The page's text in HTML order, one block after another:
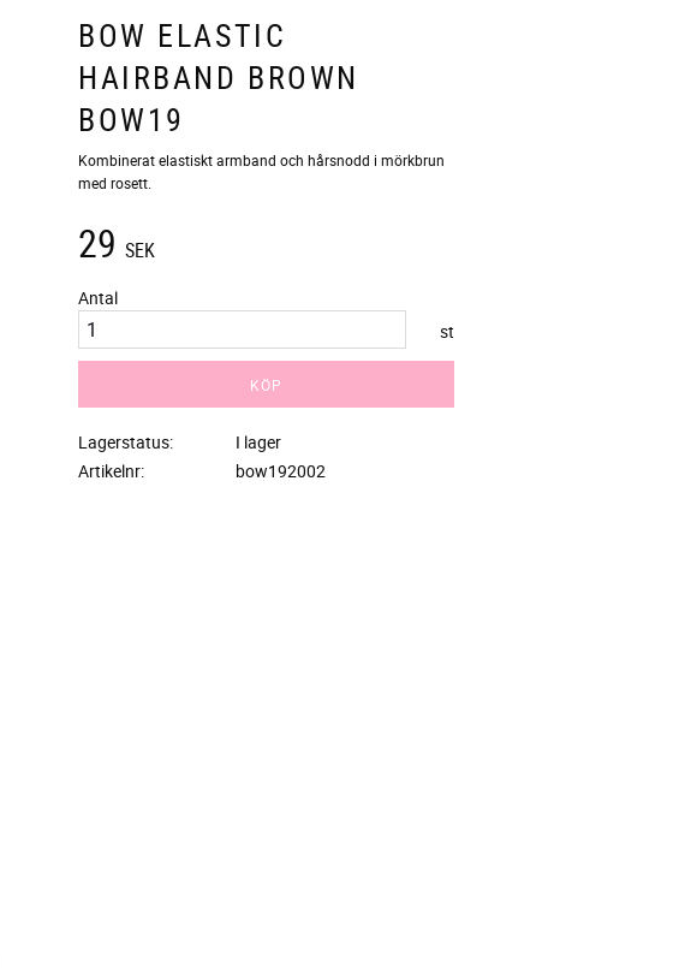
BOW ELASTIC
HAIRBAND BROWN
BOW19
Kombinerat elastiskt armband och hårsnodd i mörkbrun
med rosett.
29 SEK
Antal
st
KÖP
Lagerstatus
I lager
Artikelnr
bow192002